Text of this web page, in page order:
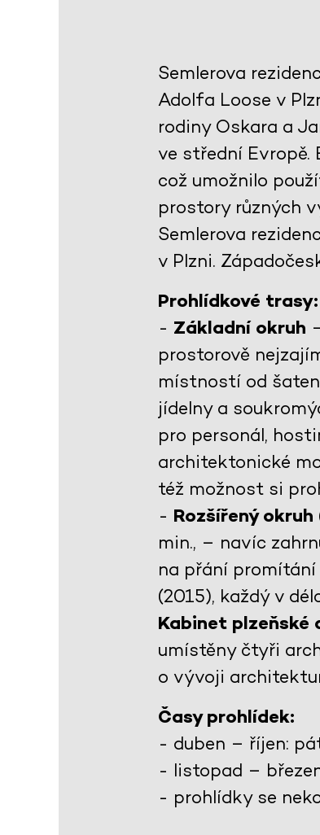
Semlerova
Adolfa Loose v
rodiny Oskara a
ve střední Evropě.
což umožnilo
prostory různých
Semlerova
v Plzni.
Prohlídkové trasy:
- Základní okruh
prostorově
místností od
jídelny a
pro personál,
architektonické
též možnost si
- Rozšířený
min., – navíc
na přání
(2015), každý v
Kabinet plzeňské
umístěny čtyři
o vývoji
Časy prohlídek:
- duben – říjen:
- listopad –
- prohlídky se